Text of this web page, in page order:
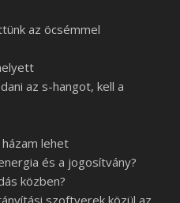
az öcsémmel
az s-hangot, kell a
lehet
és a jogosítvány?
közben?
szoftverek közül az